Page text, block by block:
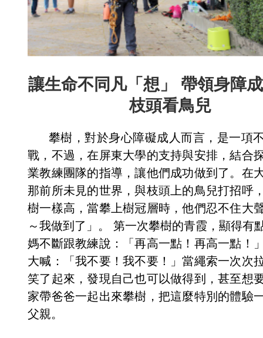
讓生命不同凡「想」 帶領身障
枝頭看鳥兒
攀樹，對於身心障礙成人而言，是一項
戰，不過，在屏東大學的支持與安排，結合
業教練團隊的指導，讓他們成功做到了。在
那前所未見的世界，與枝頭上的鳥兒打招呼
樹一樣高，當攀上樹冠層時，他們忍不住大
～我做到了」。 第一次攀樹的青霞，顯得有
媽不斷跟教練說：「再高一點！再高一點！
大喊：「我不要！我不要！」當繩索一次次
笑了起來，發現自己也可以做得到，甚至想
家帶爸爸一起出來攀樹，把這麼特別的體驗
父親。